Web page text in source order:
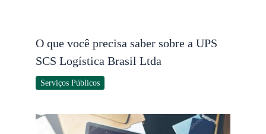
O que você precisa saber sobre a UPS
SCS Logística Brasil Ltda
Serviços Públicos